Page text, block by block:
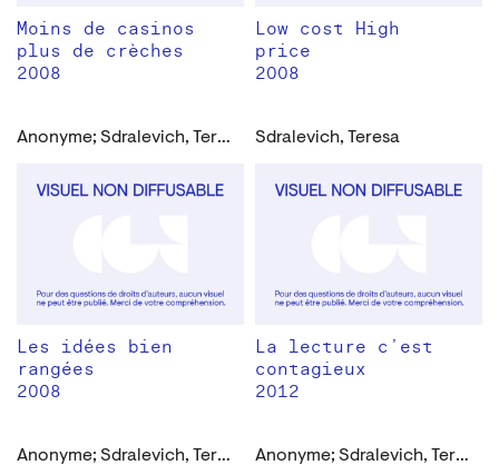
Moins de casinos
plus de crèches
2008
Low cost High
price
2008
Anonyme; Sdralevich, Teresa
Les idées bien
rangées
2008
Sdralevich, Teresa
La lecture c’est
contagieux
2012
Anonyme; Sdralevich, Teresa Anonyme; Sdralevich, Teresa